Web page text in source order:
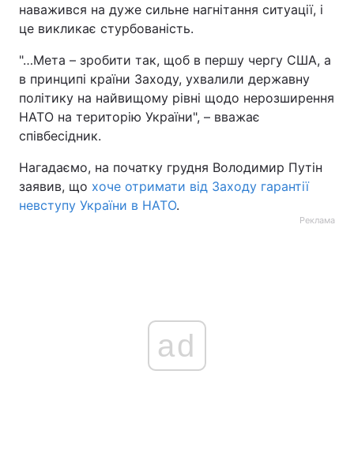
наважився на дуже сильне нагнітання ситуації, і
це викликає стурбованість.
"…Мета – зробити так, щоб в першу чергу США, а
в принципі країни Заходу, ухвалили державну
політику на найвищому рівні щодо нерозширення
НАТО на територію України", – вважає
співбесідник.
Нагадаємо, на початку грудня Володимир Путін
заявив, що хоче отримати від Заходу гарантії
невступу України в НАТО.
Реклама
ad